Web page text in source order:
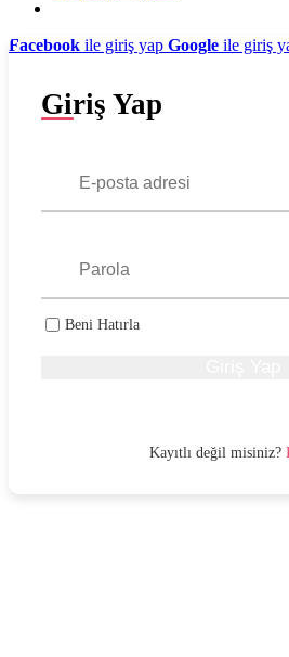
Facebook ile giriş yap Google ile giriş
Giriş Yap
Beni Hatırla
Kayıtlı değil misiniz?